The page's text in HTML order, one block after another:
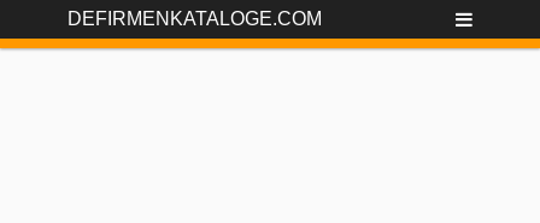
DEFIRMENKATALOGE.COM